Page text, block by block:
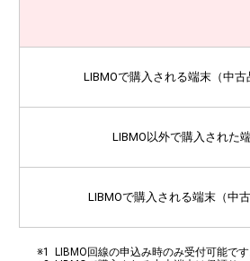
LIBMOで購入される端末（中古
LIBMO以外で購入された
LIBMOで購入される端末（中
LIBMO回線の申込み時のみ受付可能です